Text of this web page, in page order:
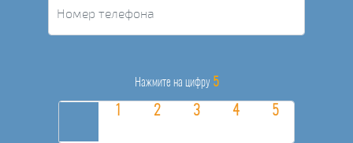
Нажмите на цифру 5